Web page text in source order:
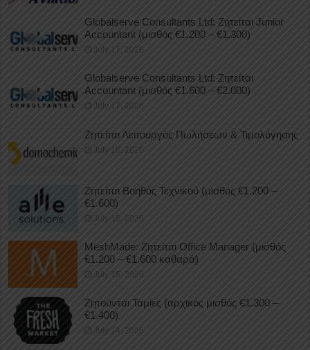
Globalserve Consultants Ltd: Ζητείται Junior
Accountant (μισθός €1.200 – €1.300)
July 17, 2026
Globalserve Consultants Ltd: Ζητείται
Accountant (μισθός €1.600 – €2.000)
July 17, 2026
Ζητείται Λειτουργός Πωλήσεων & Τιμολόγησης
July 16, 2026
Ζητείται Βοηθός Τεχνικού (μισθός €1.200 –
€1.600)
July 15, 2026
MeshMade: Ζητείται Office Manager (μισθός
€1.200 – €1.600 καθαρά)
July 15, 2026
Ζητούνται Ταμίες (αρχικός μισθός €1.300 –
€1.400)
July 14, 2026